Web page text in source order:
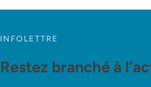
INFOLETTRE
Restez branché à